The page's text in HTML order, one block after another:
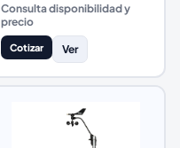
Consulta disponibilidad y
precio
Cotizar Ver